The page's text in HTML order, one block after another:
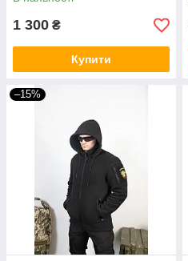
1 300 ₴
Купити
–15%